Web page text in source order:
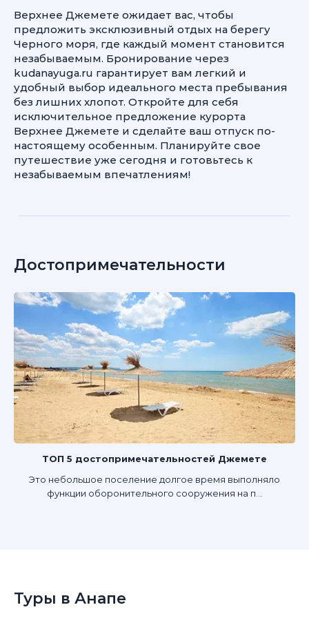
Верхнее Джемете ожидает вас, чтобы
предложить эксклюзивный отдых на берегу
Черного моря, где каждый момент становится
незабываемым. Бронирование через
kudanayuga.ru гарантирует вам легкий и
удобный выбор идеального места пребывания
без лишних хлопот. Откройте для себя
исключительное предложение курорта
Верхнее Джемете и сделайте ваш отпуск по-
настоящему особенным. Планируйте свое
путешествие уже сегодня и готовьтесь к
незабываемым впечатлениям!
Достопримечательности
ТОП 5 достопримечательностей Джемете
Это небольшое поселение долгое время выполняло
функции оборонительного сооружения на п...
Туры в Анапе